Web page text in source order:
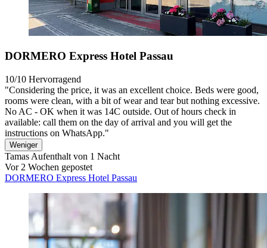
DORMERO Express Hotel Passau
10/10 Hervorragend
"Considering the price, it was an excellent choice. Beds were good,
rooms were clean, with a bit of wear and tear but nothing excessive.
No AC - OK when it was 14C outside. Out of hours check in
available: call them on the day of arrival and you will get the
instructions on WhatsApp."
Weniger
Tamas Aufenthalt von 1 Nacht
Vor 2 Wochen gepostet
DORMERO Express Hotel Passau